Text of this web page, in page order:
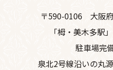
〒590-0106 大阪
「栂・美木多駅
駐車場完
泉北2号線沿いの丸